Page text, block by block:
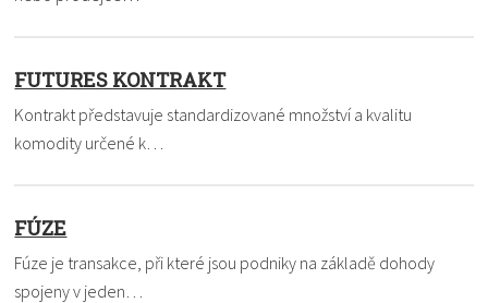
FUTURES KONTRAKT
Kontrakt představuje standardizované množství a kvalitu
komodity určené k…
FÚZE
Fúze je transakce, při které jsou podniky na základě dohody
spojeny v jeden…